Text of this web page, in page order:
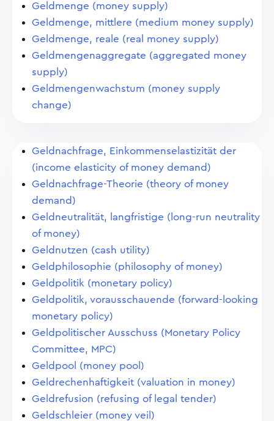
Geldmenge (money supply)
Geldmenge, mittlere (medium money supply)
Geldmenge, reale (real money supply)
Geldmengenaggregate (aggregated money
supply)
Geldmengenwachstum (money supply
change)
Geldnachfrage, Einkommenselastizität der
(income elasticity of money demand)
Geldnachfrage-Theorie (theory of money
demand)
Geldneutralität, langfristige (long-run neutrality
of money)
Geldnutzen (cash utility)
Geldphilosophie (philosophy of money)
Geldpolitik (monetary policy)
Geldpolitik, vorausschauende (forward-looking
monetary policy)
Geldpolitischer Ausschuss (Monetary Policy
Committee, MPC)
Geldpool (money pool)
Geldrechenhaftigkeit (valuation in money)
Geldrefusion (refusing of legal tender)
Geldschleier (money veil)